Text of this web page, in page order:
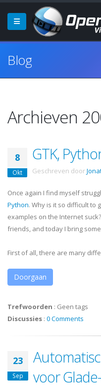
Blog
Archieven
8
Okt
GTK,
Geschreven door
Once again I find myself
Python. Why is it so difficult to
examples on the Internet
friends, and today I bring
First of all, there are many
Doorgaan
Trefwoorden : Geen tags
Discussies : 0 Comments
23
Sep
voor